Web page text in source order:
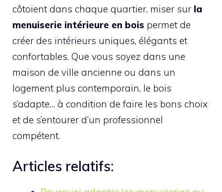
côtoient dans chaque quartier, miser sur la
menuiserie intérieure en bois permet de
créer des intérieurs uniques, élégants et
confortables. Que vous soyez dans une
maison de ville ancienne ou dans un
logement plus contemporain, le bois
s’adapte… à condition de faire les bons choix
et de s’entourer d’un professionnel
compétent.
Articles relatifs: